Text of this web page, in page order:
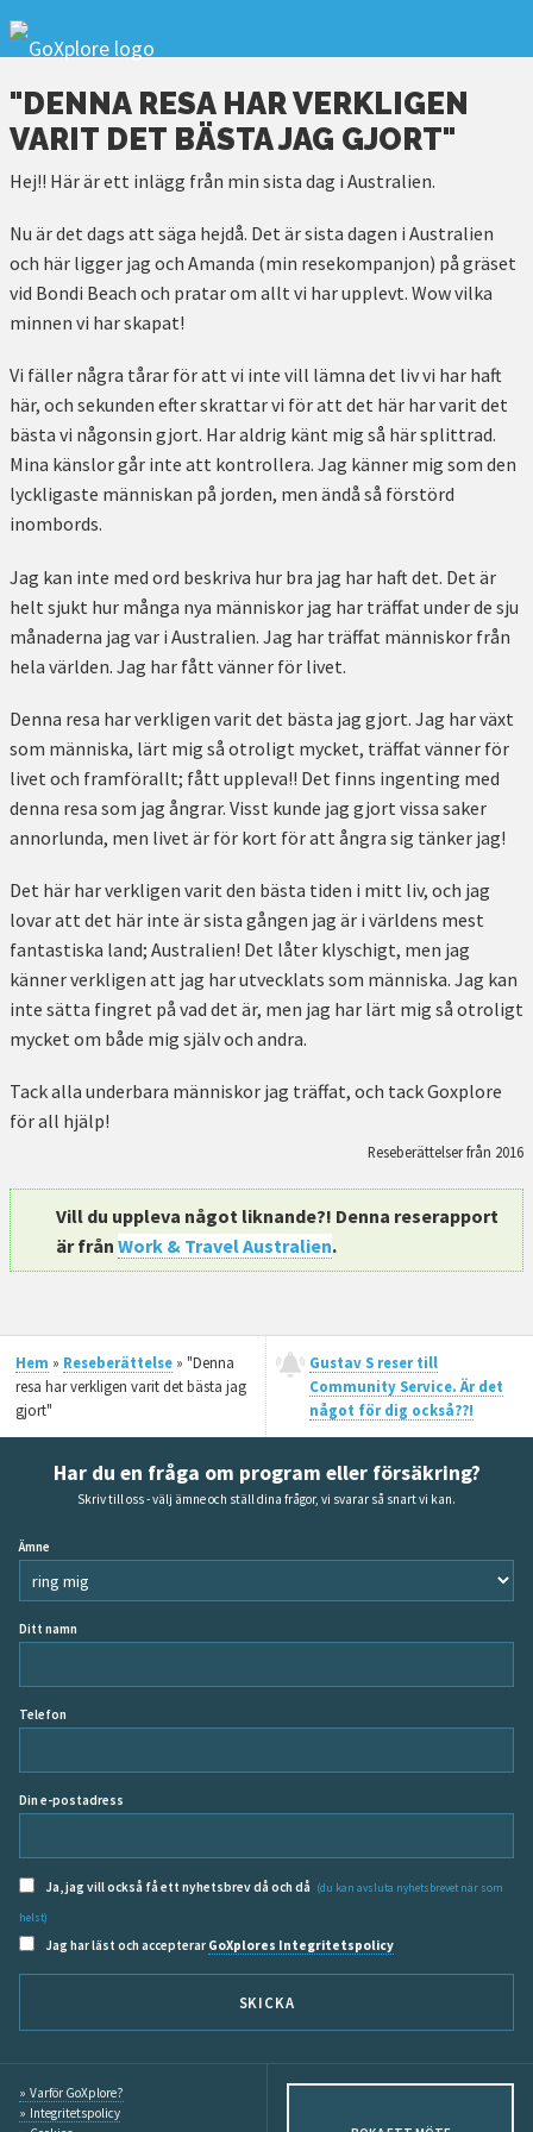
"DENNA RESA HAR VERKLIGEN
VARIT DET BÄSTA JAG GJORT"
Hej!! Här är ett inlägg från min sista dag i Australien.
Nu är det dags att säga hejdå. Det är sista dagen i Australien
och här ligger jag och Amanda (min resekompanjon) på gräset
vid Bondi Beach och pratar om allt vi har upplevt. Wow vilka
minnen vi har skapat!
Vi fäller några tårar för att vi inte vill lämna det liv vi har haft
här, och sekunden efter skrattar vi för att det här har varit det
bästa vi någonsin gjort. Har aldrig känt mig så här splittrad.
Mina känslor går inte att kontrollera. Jag känner mig som den
lyckligaste människan på jorden, men ändå så förstörd
inombords.
Jag kan inte med ord beskriva hur bra jag har haft det. Det är
helt sjukt hur många nya människor jag har träffat under de sju
månaderna jag var i Australien. Jag har träffat människor från
hela världen. Jag har fått vänner för livet.
Denna resa har verkligen varit det bästa jag gjort. Jag har växt
som människa, lärt mig så otroligt mycket, träffat vänner för
livet och framförallt; fått uppleva!! Det finns ingenting med
denna resa som jag ångrar. Visst kunde jag gjort vissa saker
annorlunda, men livet är för kort för att ångra sig tänker jag!
Det här har verkligen varit den bästa tiden i mitt liv, och jag
lovar att det här inte är sista gången jag är i världens mest
fantastiska land; Australien! Det låter klyschigt, men jag
känner verkligen att jag har utvecklats som människa. Jag kan
inte sätta fingret på vad det är, men jag har lärt mig så otroligt
mycket om både mig själv och andra.
Tack alla underbara människor jag träffat, och tack Goxplore
för all hjälp!
Reseberättelser från 2016
Vill du uppleva något liknande?! Denna reserapport
är frånWork & Travel Australien.
Hem » Reseberättelse» "Denna
resa har verkligen varit det bästa jag
gjort"
Gustav S reser till
Community Service. Är det
något för dig också??!
Har du en fråga om program eller försäkring?
Skriv till oss - välj ämne och ställ dina frågor, vi svarar så snart vi kan.
Ämne
Ditt namn
Telefon
Din e-postadress
Ja, jag vill också få ett nyhetsbrev då och då (du kan avsluta nyhetsbrevet när som
helst)
Jag har läst och accepterar GoXplores Integritetspolicy
SKICKA
Varför GoXplore?
Integritetspolicy